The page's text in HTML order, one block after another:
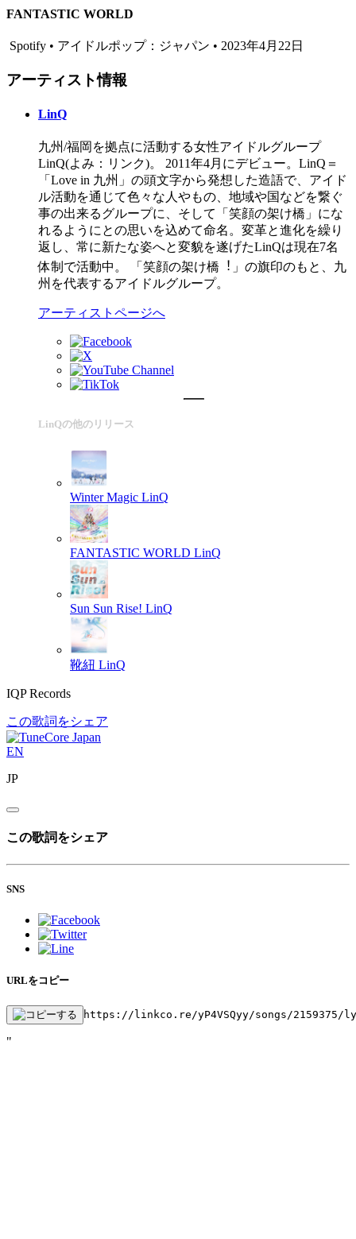
FANTASTIC WORLD
Spotify • アイドルポップ：ジャパン • 2023年4月22日
アーティスト情報
LinQ
九州/福岡を拠点に活動する⼥性アイドルグループ
LinQ(よみ：リンク)。 2011年4月にデビュー。LinQ＝
「Love in 九州」の頭⽂字から発想した造語で、アイド
ル活動を通じて⾊々な⼈やもの、地域や国などを繋ぐ
事の出来るグループに、そして「笑顔の架け橋」にな
れるようにとの思いを込めて命名。変⾰と進化を繰り
返し、常に新たな姿へと変貌を遂げたLinQは現在7名
体制で活動中。 「笑顔の架け橋︕」の旗印のもと、九
州を代表するアイドルグループ。
アーティストページへ
LinQの他のリリース
Winter Magic LinQ
FANTASTIC WORLD LinQ
Sun Sun Rise! LinQ
靴紐 LinQ
IQP Records
この歌詞をシェア
EN
JP
この歌詞をシェア
SNS
URLをコピー
https://linkco.re/yP4VSQyy/songs/2159375/
"